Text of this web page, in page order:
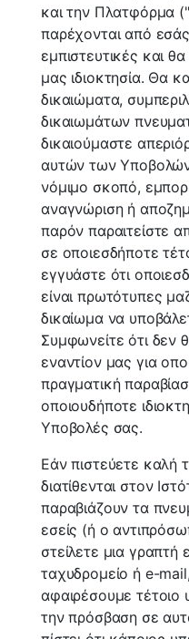
και την Πλατφόρμα
παρέχονται από
εμπιστευτικές και
μας ιδιοκτησία. Θα
δικαιώματα,
δικαιωμάτων
δικαιούμαστε
αυτών των
νόμιμο σκοπό,
αναγνώριση ή
παρόν παραιτείστε
σε οποιεσδήποτε
εγγυάστε ότι
είναι πρωτότυπες
δικαίωμα να
Συμφωνείτε ότι δεν
εναντίον μας για
πραγματική
οποιουδήποτε
Υποβολές σας.
Εάν πιστεύετε καλή
διατίθενται στον
παραβιάζουν τα
εσείς (ή ο
στείλετε μια
ταχυδρομείο ή e-
αφαιρέσουμε τέτοιο
την πρόσβαση σε